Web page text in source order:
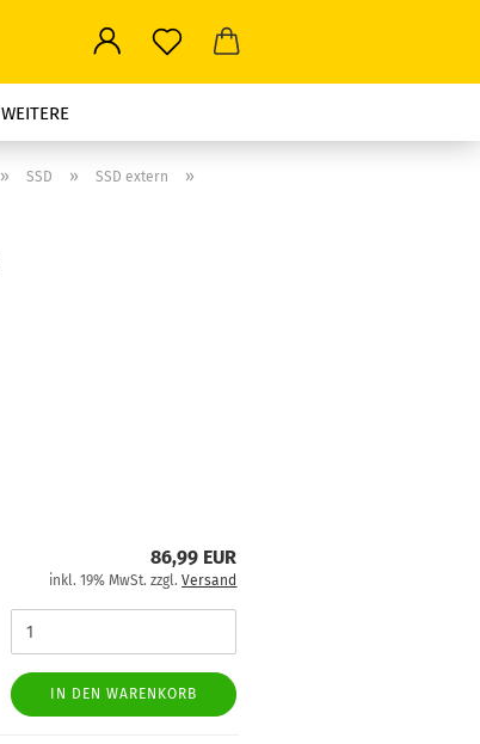
WEITERE
» SSD » SSD extern »
86,99 EUR
inkl. 19% MwSt. zzgl.Versand
IN DEN WARENKORB